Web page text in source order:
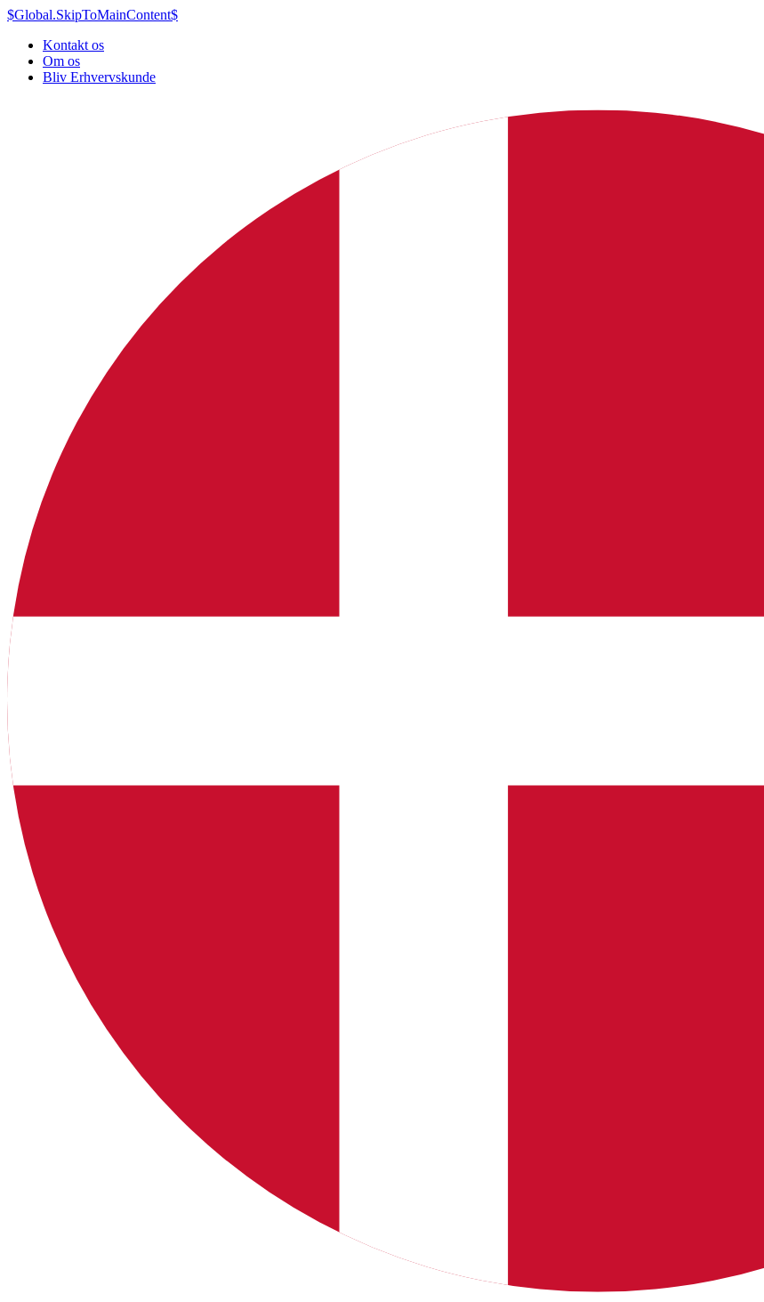
$Global.SkipToMainContent$
Kontakt os
Om os
Bliv Erhvervskunde